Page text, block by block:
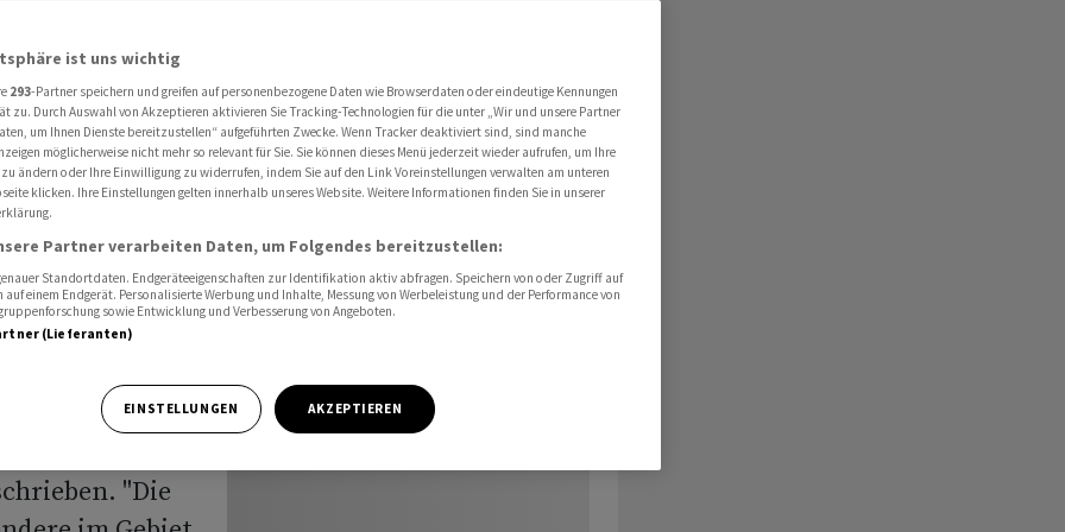
- Die Nacht im Überblick
- Die
Selenskyj hat
seines
"Die
ist uns wichtig
293-Partner speichern und greifen auf personenbezogene Daten wie Browserdaten oder eindeutige Kennungen
zu. Durch Auswahl von Akzeptieren aktivieren Sie Tracking-Technologien für die unter „Wir und unsere Partner
um Ihnen Dienste bereitzustellen“ aufgeführten Zwecke. Wenn Tracker deaktiviert sind, sind manche
möglicherweise nicht mehr so relevant für Sie. Sie können dieses Menü jederzeit wieder aufrufen, um Ihre
ändern oder Ihre Einwilligung zu widerrufen, indem Sie auf den Link Voreinstellungen verwalten am unteren
klicken. Ihre Einstellungen gelten innerhalb unseres Website. Weitere Informationen finden Sie in unserer
Partner verarbeiten Daten, um Folgendes bereitzustellen:
Standortdaten. Endgeräteeigenschaften zur Identifikation aktiv abfragen. Speichern von oder Zugriff auf
einem Endgerät. Personalisierte Werbung und Inhalte, Messung von Werbeleistung und der Performance von
sowie Entwicklung und Verbesserung von Angeboten.
(Lieferanten)
EINSTELLUNGEN AKZEPTIEREN